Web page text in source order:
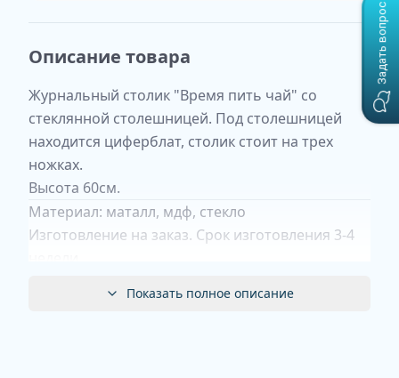
Описание товара
Журнальный столик "Время пить чай" со
стеклянной столешницей. Под столешницей
находится циферблат, столик стоит на трех
ножках.
Высота 60см.
Материал: маталл, мдф, стекло
Изготовление на заказ. Срок изготовления 3-4
Показать полное описание
Задать вопрос